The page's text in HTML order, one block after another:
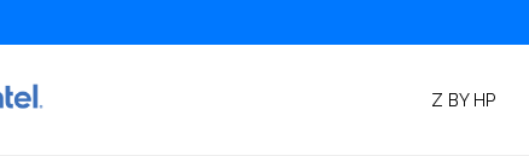
Z BY HP